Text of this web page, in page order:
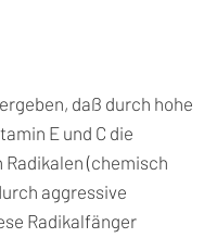
daß durch hohe
E und C die
(chemisch
aggressive
Radikalfänger